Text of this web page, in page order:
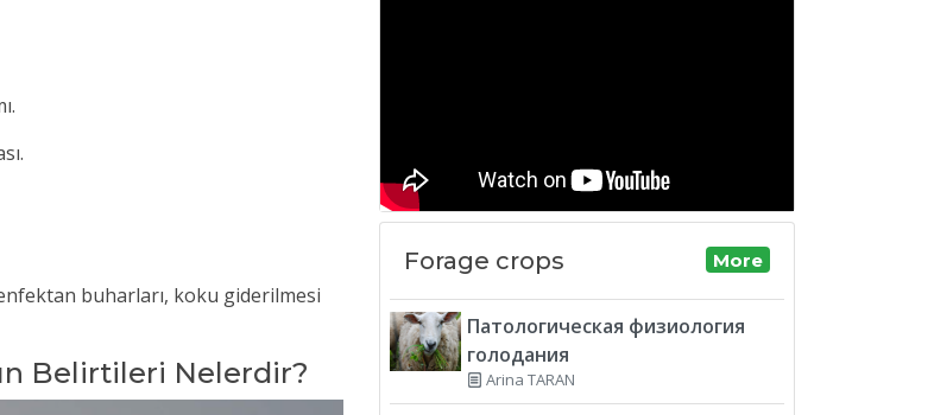
buharları, koku giderilmesi
Belirtileri Nelerdir?
Forage crops More
Патологическая физиология
голодания
Arina TARAN